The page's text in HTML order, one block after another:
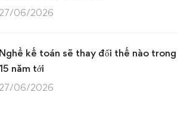
27/06/2026
Nghề kế toán sẽ thay đổi thế nào trong
năm tới
27/06/2026